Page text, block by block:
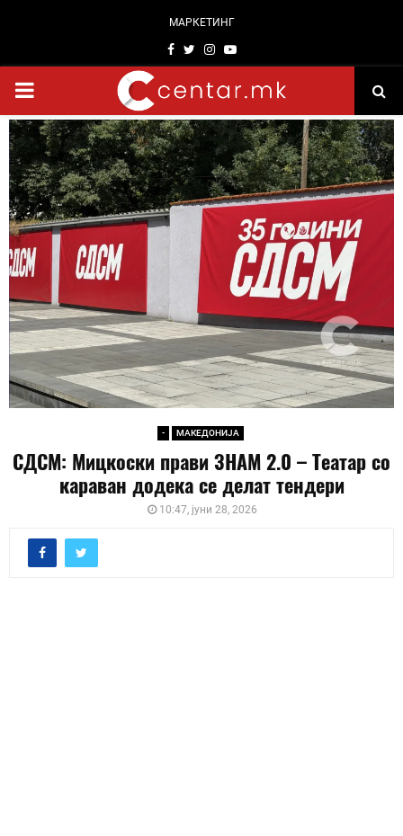
МАРКЕТИНГ
Facebook
TwitterInstagram
Youtube
PRIMARY
MENU
- МАКЕДОНИЈА
СДСМ: Мицкоски прави ЗНАМ 2.0 – Театар со
караван додека се делат тендери
10:47, јуни 28, 2026